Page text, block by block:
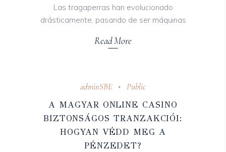
Las tragaperras han evolucionado
drásticamente, pasando de ser máquinas
Read More
adminSBE
Public
A MAGYAR ONLINE CASINO
BIZTONSÁGOS TRANZAKCIÓI:
HOGYAN VÉDD MEG A
PÉNZEDET?